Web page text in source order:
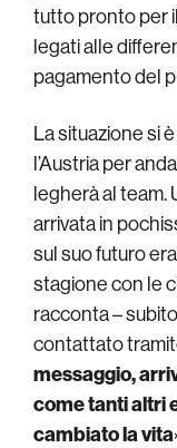
tutto pronto per
legati alle
pagamento del
La situazione si
l’Austria per
legherà al team.
arrivata in
sul suo futuro
stagione con le
racconta –
contattato
messaggio,
come tanti altri
cambiato la vita